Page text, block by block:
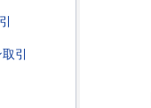
引